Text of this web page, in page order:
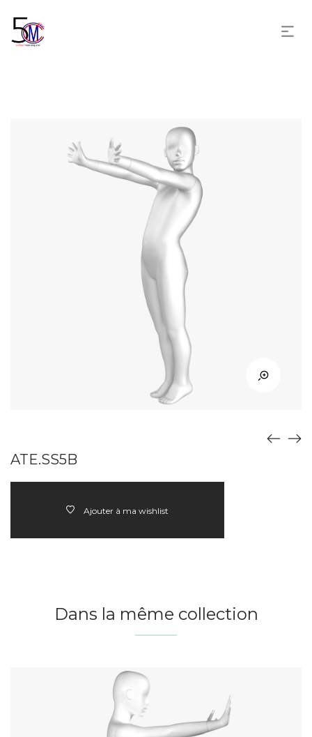
ATE.SS5B
Ajouter à ma wishlist
Dans la même collection